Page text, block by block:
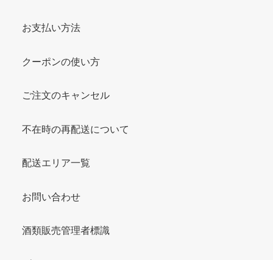
お支払い方法
クーポンの使い方
ご注文のキャンセル
不在時の再配送について
配送エリア一覧
お問い合わせ
酒類販売管理者標識